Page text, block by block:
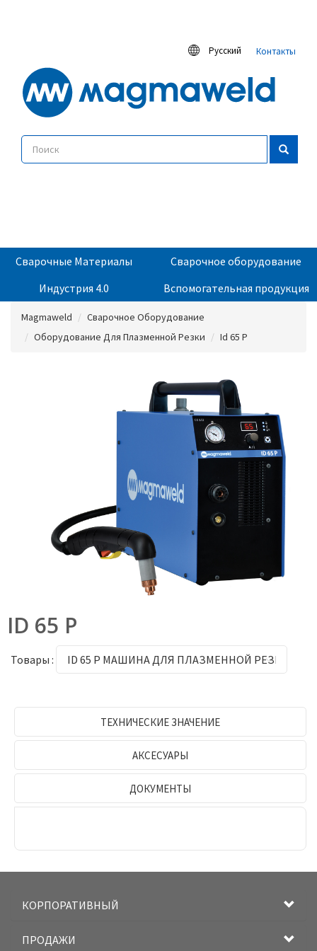
Русский Контакты
Сварочные Материалы
Сварочное оборудование
Индустрия 4.0
Вспомогательная продукция
Magmaweld
Сварочное Оборудование
Оборудование Для Плазменной Резки
Id 65 P
ID 65 P
Товары :
ТЕХНИЧЕСКИЕ ЗНАЧЕНИЕ
АКСЕСУАРЫ
ДОКУМЕНТЫ
КОРПОРАТИВНЫЙ
ПРОДАЖИ